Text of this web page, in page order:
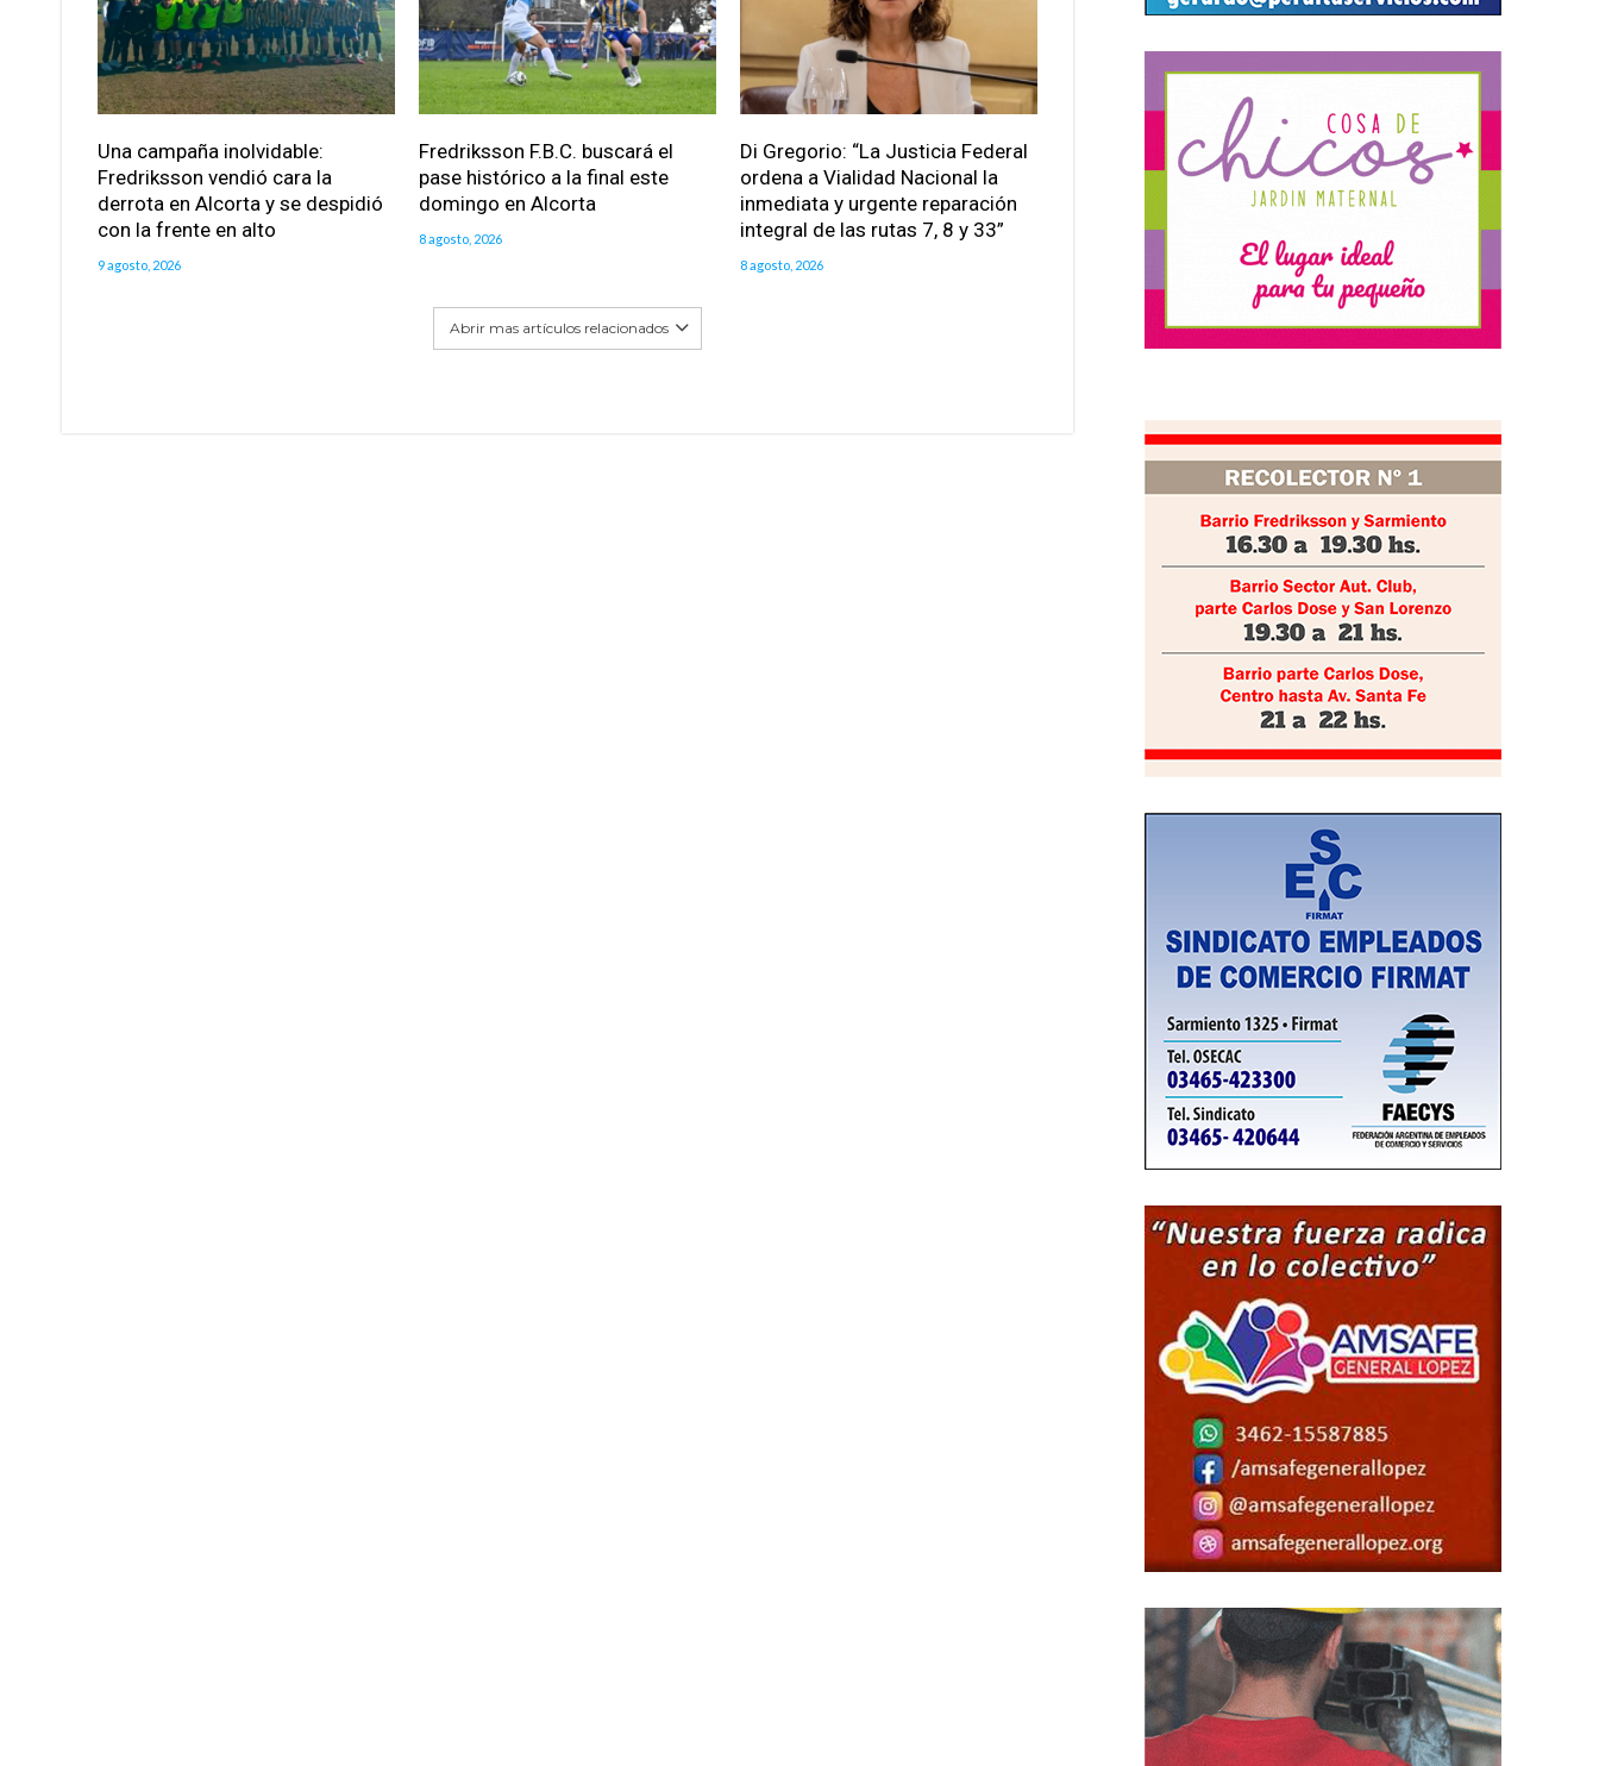
Una campaña inolvidable:
Fredriksson vendió cara la
derrota en Alcorta y se despidió
con la frente en alto
9 agosto, 2026
Fredriksson F.B.C. buscará el
pase histórico a la final este
domingo en Alcorta
8 agosto, 2026
Di Gregorio: “La Justicia Federal
ordena a Vialidad Nacional la
inmediata y urgente reparación
integral de las rutas 7, 8 y 33”
8 agosto, 2026
Abrir mas artículos relacionados